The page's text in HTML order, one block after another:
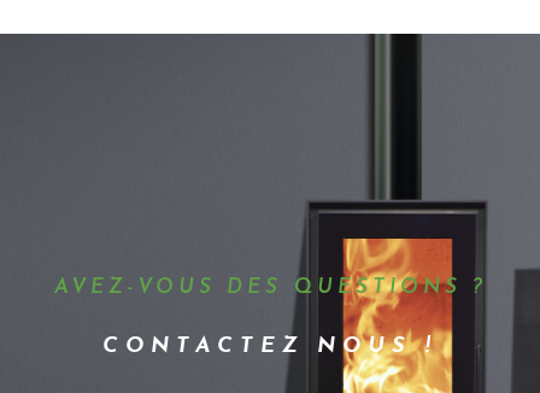
AVEZ-VOUS DES QUESTIONS ?
CONTACTEZ NOUS !